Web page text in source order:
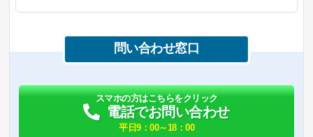
問い合わせ窓口
スマホの方はこちらをクリック
電話でお問い合わせ
平日9：00～18：00